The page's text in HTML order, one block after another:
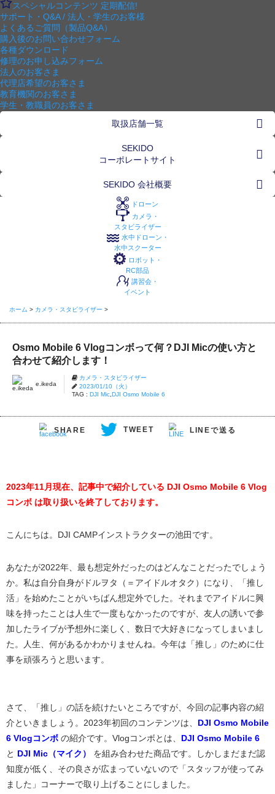
スペシャルコンテンツ 定期配信!
サポート・Q&A / 法人・学生のお客様
よくあるご質問（製品Q&A）
購入後のお問い合わせフォーム
各種ダウンロード
修理のお申し込みフォーム
法人のお客さま
代理店希望のお客さま
教育機関のお客さま
学生・教職員のお客さま
取扱店舗一覧
SEKIDO
コーポレートサイト
SEKIDO 会社概要
ドローン
カメラ・
スタビライザー
水中ドローン・
水中スクーター
ロボット・
RC部品
講習会・
イベント
ホーム > カメラ・スタビライザー >
Osmo Mobile 6 Vlogコンボって何？DJI Micの使い方と
合わせて紹介します！
e.ikeda
カメラ・スタビライザー
2023/01/10（火）
TAG : DJI Mic,DJI Osmo Mobile 6
SHARE TWEET LINEで送る
2023年11月現在、記事中で紹介している DJI Osmo Mobile 6 Vlog
コンボ は取り扱いを終了しております。
こんにちは。DJI CAMPインストラクターの池田です。
あなたが2022年、最も想定外だったのはどんなことだったでしょう
か。私は自分自身がドルヲタ（＝アイドルオタク）になり、「推し
活」を始めたことがいちばん想定外でした。それまでアイドルに興
味を持ったことは人生で一度もなかったのですが、友人の誘いで参
加したライブが予想外に楽しく、数日で大好きになってしまいまし
た。人生、何があるかわかりませんね。今年は「推し」のために仕
事を頑張ろうと思います。
さて、「推し」の話を続けたいところですが、今回の記事内容の紹
介といきましょう。2023年初回のコンテンツは、 DJI Osmo Mobile
6 Vlogコンボ の紹介です。Vlogコンボとは、 DJI Osmo Mobile 6
と DJI Mic（マイク）
を組み合わせた商品です。しかしまだまだ認
知度が低く、その良さが広まっていないので「スタッフが使ってみ
ました」コーナーで取り上げることにしました。